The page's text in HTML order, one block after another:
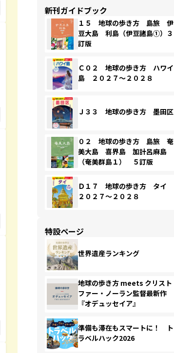
新刊ガイドブック
１５ 地球の歩き方 島旅 伊
豆大島 利島（伊豆諸島①）３
訂版
Ｃ０２ 地球の歩き方 ハワイ
島 ２０２７～２０２８
Ｊ３３ 地球の歩き方 墨田区
０２ 地球の歩き方 島旅 奄
美大島 喜界島 加計呂麻島
（奄美群島１） ５訂版
Ｄ１７ 地球の歩き方 タイ
２０２７～２０２８
特設ページ
世界遺産ランキング
地球の歩き方 meets クリスト
ファー・ノーラン監督最新作
『オデュッセイア』
準備も滞在もスマートに！ ト
ラベルハック2026